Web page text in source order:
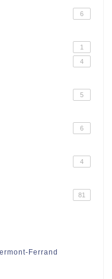
6
1
4
5
6
4
81
Ferrand